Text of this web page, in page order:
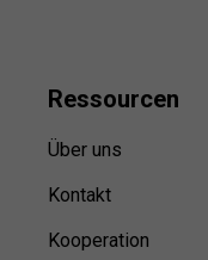
Ressourcen
Über uns
Kontakt
Kooperation